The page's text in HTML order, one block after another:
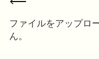
ファイルをアップロ
ん。